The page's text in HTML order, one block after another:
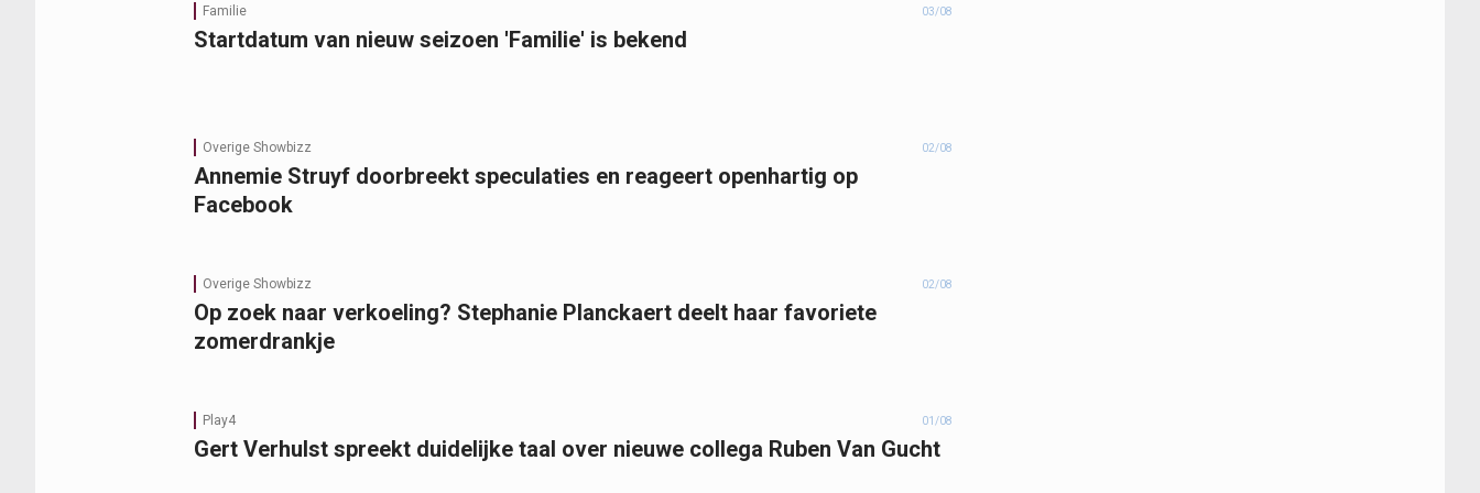
Familie 03/08
Startdatum van nieuw seizoen 'Familie' is bekend
Overige Showbizz 02/08
Annemie Struyf doorbreekt speculaties en reageert openhartig op
Facebook
Overige Showbizz 02/08
Op zoek naar verkoeling? Stephanie Planckaert deelt haar favoriete
zomerdrankje
Play4 01/08
Gert Verhulst spreekt duidelijke taal over nieuwe collega Ruben Van Gucht